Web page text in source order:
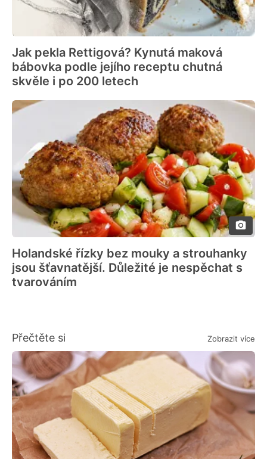
Jak pekla Rettigová? Kynutá maková
bábovka podle jejího receptu chutná
skvěle i po 200 letech
Holandské řízky bez mouky a strouhanky
jsou šťavnatější. Důležité je nespěchat s
tvarováním
Přečtěte si Zobrazit více